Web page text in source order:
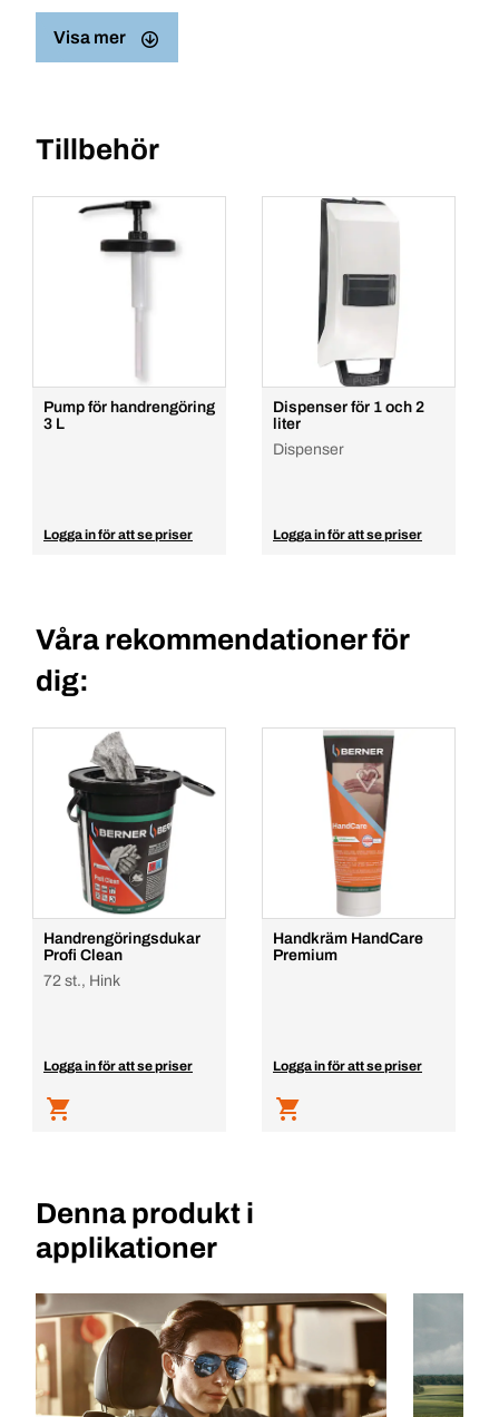
Visa mer
Tillbehör
Pump för handrengöring
3 L
Logga in för att se priser
Dispenser för 1 och 2
liter
Dispenser
Logga in för att se priser
Våra rekommendationer för
dig:
Handrengöringsdukar
Profi Clean
72 st., Hink
Logga in för att se priser
Handkräm HandCare
Premium
Logga in för att se priser
Denna produkt i
applikationer